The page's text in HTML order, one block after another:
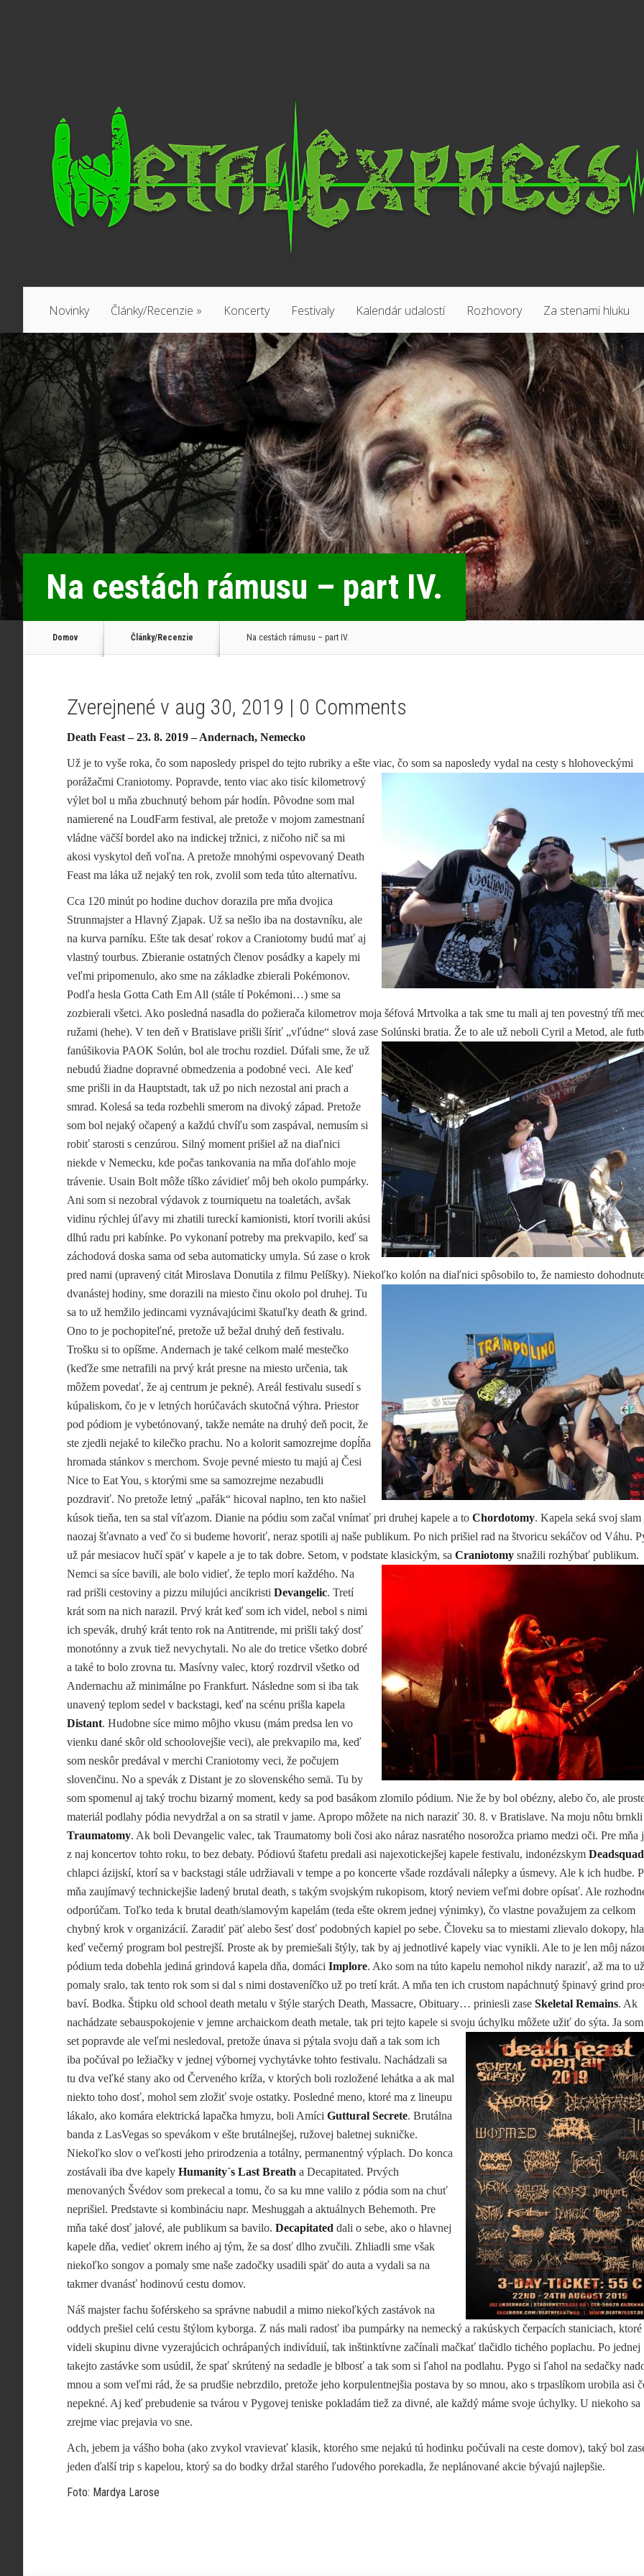
Novinky Články/Recenzie » Koncerty Festivaly Kalendár udalostí Rozhovory Za stenami hluku
Na cestách rámusu – part IV.
Domov Články/Recenzie Na cestách rámusu – part IV.
Zverejnené v aug 30, 2019 | 0 Comments
Death Feast – 23. 8. 2019 – Andernach, Nemecko
Už je to vyše roka, čo som naposledy prispel do tejto rubriky a ešte viac, čo som sa naposledy vydal na cesty s hlohoveckými
porážačmi Craniotomy. Popravde, tento viac ako tisíc kilometrový
výlet bol u mňa zbuchnutý behom pár hodín. Pôvodne som mal
namierené na LoudFarm festival, ale pretože v mojom zamestnaní
vládne väčší bordel ako na indickej tržnici, z ničoho nič sa mi
akosi vyskytol deň voľna. A pretože mnohými ospevovaný Death
Feast ma láka už nejaký ten rok, zvolil som teda túto alternatívu.
Cca 120 minút po hodine duchov dorazila pre mňa dvojica
Strunmajster a Hlavný Zjapak. Už sa nešlo iba na dostavníku, ale
na kurva parníku. Ešte tak desať rokov a Craniotomy budú mať aj
vlastný tourbus. Zbieranie ostatných členov posádky a kapely mi
veľmi pripomenulo, ako sme na základke zbierali Pokémonov.
Podľa hesla Gotta Cath Em All (stále tí Pokémoni…) sme sa
zozbierali všetci. Ako posledná nasadla do požierača kilometrov moja šéfová Mrtvolka a tak sme tu mali aj ten povestný tŕň
ružami (hehe). V ten deň v Bratislave prišli šíriť „vľúdne“ slová zase Solúnski bratia. Že to ale už neboli Cyril a Metod, ale
fanúšikovia PAOK Solún, bol ale trochu rozdiel. Dúfali sme, že už
nebudú žiadne dopravné obmedzenia a podobné veci. Ale keď
sme prišli in da Hauptstadt, tak už po nich nezostal ani prach a
smrad. Kolesá sa teda rozbehli smerom na divoký západ. Pretože
som bol nejaký očapený a každú chvíľu som zaspával, nemusím si
robiť starosti s cenzúrou. Silný moment prišiel až na diaľnici
niekde v Nemecku, kde počas tankovania na mňa doľahlo moje
trávenie. Usain Bolt môže tíško závidieť môj beh okolo pumpárky.
Ani som si nezobral výdavok z tourniquetu na toaletách, avšak
vidinu rýchlej úľavy mi zhatili tureckí kamionisti, ktorí tvorili akúsi
dlhú radu pri kabínke. Po vykonaní potreby ma prekvapilo, keď sa
záchodová doska sama od seba automaticky umyla. Sú zase o krok
pred nami (upravený citát Miroslava Donutila z filmu Pelíšky). Niekoľko kolón na diaľnici spôsobilo to, že namiesto
dvanástej hodiny, sme dorazili na miesto činu okolo pol druhej. Tu
sa to už hemžilo jedincami vyznávajúcimi škatuľky death & grind.
Ono to je pochopiteľné, pretože už bežal druhý deň festivalu.
Trošku si to opíšme. Andernach je také celkom malé mestečko
(keďže sme netrafili na prvý krát presne na miesto určenia, tak
môžem povedať, že aj centrum je pekné). Areál festivalu susedí s
kúpaliskom, čo je v letných horúčavách skutočná výhra. Priestor
pod pódiom je vybetónovaný, takže nemáte na druhý deň pocit, že
ste zjedli nejaké to kilečko prachu. No a kolorit samozrejme dopĺňa
hromada stánkov s merchom. Svoje pevné miesto tu majú aj Česi
Nice to Eat You, s ktorými sme sa samozrejme nezabudli
pozdraviť. No pretože letný „pařák“ hicoval naplno, ten kto našiel
kúsok tieňa, ten sa stal víťazom. Dianie na pódiu som začal vnímať pri druhej kapele a to Chordotomy. Kapela seká svoj slam
naozaj šťavnato a veď čo si budeme hovoriť, neraz spotili aj naše publikum. Po nich prišiel rad na štvoricu sekáčov od Váhu.
už pár mesiacov hučí späť v kapele a je to tak dobre. Setom, v podstate klasickým, sa Craniotomy snažili rozhýbať publikum.
Nemci sa síce bavili, ale bolo vidieť, že teplo morí každého. Na
rad prišli cestoviny a pizzu milujúci ancikristi Devangelic. Tretí
krát som na nich narazil. Prvý krát keď som ich videl, nebol s nimi
ich spevák, druhý krát tento rok na Antitrende, mi prišli taký dosť
monotónny a zvuk tiež nevychytali. No ale do tretice všetko dobré
a také to bolo zrovna tu. Masívny valec, ktorý rozdrvil všetko od
Andernachu až minimálne po Frankfurt. Následne som si iba tak
unavený teplom sedel v backstagi, keď na scénu prišla kapela
Distant. Hudobne síce mimo môjho vkusu (mám predsa len vo
vienku dané skôr old schoolovejšie veci), ale prekvapilo ma, keď
som neskôr predával v merchi Craniotomy veci, že počujem
slovenčinu. No a spevák z Distant je zo slovenského semä. Tu by
som spomenul aj taký trochu bizarný moment, kedy sa pod basákom zlomilo pódium. Nie že by bol obézny, alebo čo, ale
materiál podlahy pódia nevydržal a on sa stratil v jame. Apropo môžete na nich naraziť 30. 8. v Bratislave. Na moju nôtu brnkli
Traumatomy. Ak boli Devangelic valec, tak Traumatomy boli čosi ako náraz nasratého nosorožca priamo medzi oči. Pre mňa
z naj koncertov tohto roku, to bez debaty. Pódiovú štafetu predali asi najexotickejšej kapele festivalu, indonézskym Deadsquad
chlapci ázijskí, ktorí sa v backstagi stále udržiavali v tempe a po koncerte všade rozdávali nálepky a úsmevy. Ale k ich hudbe.
mňa zaujímavý technickejšie ladený brutal death, s takým svojským rukopisom, ktorý neviem veľmi dobre opísať. Ale
odporúčam. Toľko teda k brutal death/slamovým kapelám (teda ešte okrem jednej výnimky), čo vlastne považujem za celkom
chybný krok v organizácií. Zaradiť päť alebo šesť dosť podobných kapiel po sebe. Človeku sa to miestami zlievalo dokopy,
keď večerný program bol pestrejší. Proste ak by premiešali štýly, tak by aj jednotlivé kapely viac vynikli. Ale to je len môj
pódium teda dobehla jediná grindová kapela dňa, domáci Implore. Ako som na túto kapelu nemohol nikdy naraziť, až ma to už
pomaly sralo, tak tento rok som si dal s nimi dostaveníčko už po tretí krát. A mňa ten ich crustom napáchnutý špinavý grind
baví. Bodka. Štipku old school death metalu v štýle starých Death, Massacre, Obituary… priniesli zase Skeletal Remains. Ak
nachádzate sebauspokojenie v jemne archaickom death metale, tak pri tejto kapele si svoju úchylku môžete užiť do sýta. Ja
set popravde ale veľmi nesledoval, pretože únava si pýtala svoju daň a tak som ich
iba počúval po ležiačky v jednej výbornej vychytávke tohto festivalu. Nachádzali sa
tu dva veľké stany ako od Červeného kríža, v ktorých boli rozložené lehátka a ak mal
niekto toho dosť, mohol sem zložiť svoje ostatky. Posledné meno, ktoré ma z lineupu
lákalo, ako komára elektrická lapačka hmyzu, boli Amíci Guttural Secrete. Brutálna
banda z LasVegas so spevákom v ešte brutálnejšej, ružovej baletnej sukničke.
Niekoľko slov o veľkosti jeho prirodzenia a totálny, permanentný výplach. Do konca
zostávali iba dve kapely Humanity´s Last Breath a Decapitated. Prvých
menovaných Švédov som prekecal a tomu, čo sa ku mne valilo z pódia som na chuť
neprišiel. Predstavte si kombináciu napr. Meshuggah a aktuálnych Behemoth. Pre
mňa také dosť jalové, ale publikum sa bavilo. Decapitated dali o sebe, ako o hlavnej
kapele dňa, vedieť okrem iného aj tým, že sa dosť dlho zvučili. Zhliadli sme však
niekoľko songov a pomaly sme naše zadočky usadili späť do auta a vydali sa na
takmer dvanásť hodinovú cestu domov.
Náš majster fachu šoférskeho sa správne nabudil a mimo niekoľkých zastávok na
oddych prešiel celú cestu štýlom kyborga. Z nás mali radosť iba pumpárky na nemecký a rakúskych čerpacích staniciach,
videli skupinu divne vyzerajúcich ochrápaných indivíduií, tak inštinktívne začínali mačkať tlačidlo tichého poplachu. Po jednej
takejto zastávke som usúdil, že spať skrútený na sedadle je blbosť a tak som si ľahol na podlahu. Pygo si ľahol na sedačky
mnou a som veľmi rád, že sa prudšie nebrzdilo, pretože jeho korpulentnejšia postava by so mnou, ako s trpaslíkom urobila asi
nepekné. Aj keď prebudenie sa tvárou v Pygovej teniske pokladám tiež za divné, ale každý máme svoje úchylky. U niekoho sa
zrejme viac prejavia vo sne.
Ach, jebem ja vášho boha (ako zvykol vravievať klasik, ktorého sme nejakú tú hodinku počúvali na ceste domov), taký bol
jeden ďalší trip s kapelou, ktorý sa do bodky držal starého ľudového porekadla, že neplánované akcie bývajú najlepšie.
Foto: Mardya Larose